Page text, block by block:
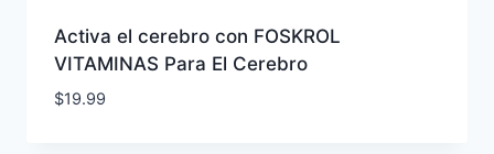
Activa el cerebro con FOSKROL
VITAMINAS Para El Cerebro
$19.99